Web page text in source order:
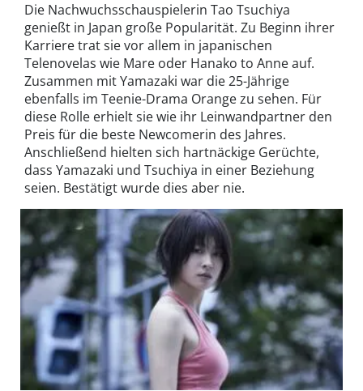
Die Nachwuchsschauspielerin Tao Tsuchiya
genießt in Japan große Popularität. Zu Beginn ihrer
Karriere trat sie vor allem in japanischen
Telenovelas wie Mare oder Hanako to Anne auf.
Zusammen mit Yamazaki war die 25-Jährige
ebenfalls im Teenie-Drama Orange zu sehen. Für
diese Rolle erhielt sie wie ihr Leinwandpartner den
Preis für die beste Newcomerin des Jahres.
Anschließend hielten sich hartnäckige Gerüchte,
dass Yamazaki und Tsuchiya in einer Beziehung
seien. Bestätigt wurde dies aber nie.